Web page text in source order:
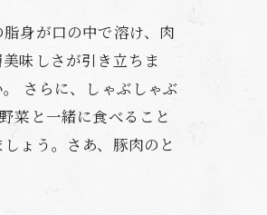
身が口の中で溶け、肉
味しさが引き立ちま
さらに、しゃぶしゃぶ
菜と一緒に食べること
ょう。さあ、豚肉のと